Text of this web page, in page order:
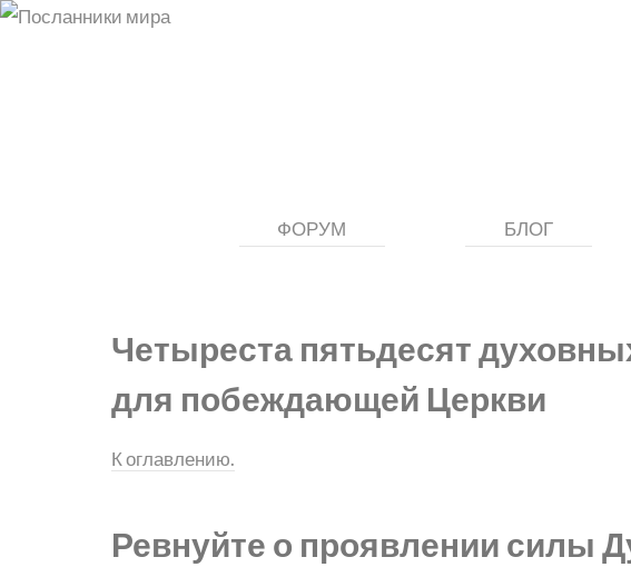
ФОРУМ БЛОГ
Четыреста пятьдесят
для побеждающей Церкви
К оглавлению.
Ревнуйте о проявлении силы